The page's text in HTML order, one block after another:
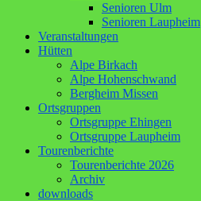
Senioren Ulm
Senioren Laupheim
Veranstaltungen
Hütten
Alpe Birkach
Alpe Hohenschwand
Bergheim Missen
Ortsgruppen
Ortsgruppe Ehingen
Ortsgruppe Laupheim
Tourenberichte
Tourenberichte 2026
Archiv
downloads